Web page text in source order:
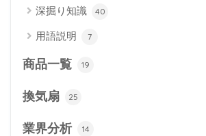
深掘り知識 40
用語説明 7
商品一覧 19
換気扇 25
業界分析 14